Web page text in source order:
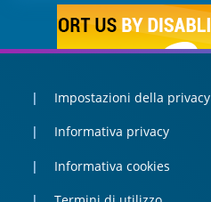
Impostazioni della privacy
Informativa privacy
Informativa cookies